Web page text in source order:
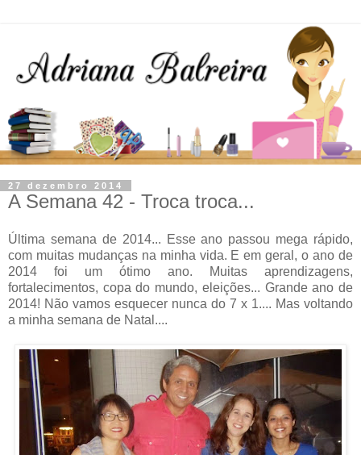
27 dezembro 2014
A Semana 42 - Troca troca...
Última semana de 2014... Esse ano passou mega rápido,
com muitas mudanças na minha vida. E em geral, o ano de
2014 foi um ótimo ano. Muitas aprendizagens,
fortalecimentos, copa do mundo, eleições... Grande ano de
2014! Não vamos esquecer nunca do 7 x 1.... Mas voltando
a minha semana de Natal....